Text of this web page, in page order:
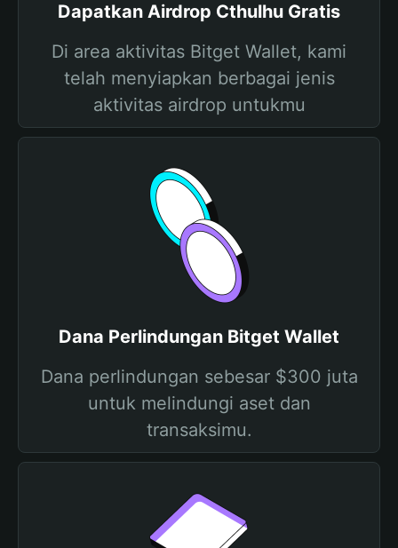
Dapatkan Airdrop Cthulhu Gratis
Di area aktivitas Bitget Wallet, kami
telah menyiapkan berbagai jenis
aktivitas airdrop untukmu
Dana Perlindungan Bitget Wallet
Dana perlindungan sebesar $300 juta
untuk melindungi aset dan
transaksimu.